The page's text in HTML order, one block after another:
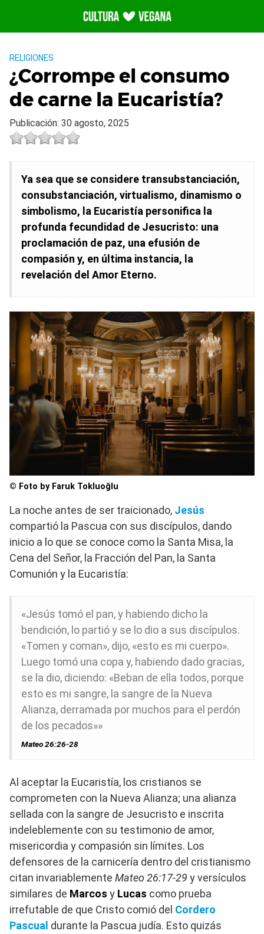
contenido
RELIGIONES
¿Corrompe el consumo
de carne la Eucaristía?
Publicación: 30 agosto, 2025
Ya sea que se considere transubstanciación,
consubstanciación, virtualismo, dinamismo o
simbolismo, la Eucaristía personifica la
profunda fecundidad de Jesucristo: una
proclamación de paz, una efusión de
compasión y, en última instancia, la
revelación del Amor Eterno.
© Foto by Faruk Tokluoğlu
La noche antes de ser traicionado, Jesús
compartió la Pascua con sus discípulos, dando
inicio a lo que se conoce como la Santa Misa, la
Cena del Señor, la Fracción del Pan, la Santa
Comunión y la Eucaristía:
«Jesús tomó el pan, y habiendo dicho la
bendición, lo partió y se lo dio a sus discípulos.
«Tomen y coman», dijo, «esto es mi cuerpo».
Luego tomó una copa y, habiendo dado gracias,
se la dio, diciendo: «Beban de ella todos, porque
esto es mi sangre, la sangre de la Nueva
Alianza, derramada por muchos para el perdón
de los pecados»»
Mateo 26:26-28
Al aceptar la Eucaristía, los cristianos se
comprometen con la Nueva Alianza; una alianza
sellada con la sangre de Jesucristo e inscrita
indeleblemente con su testimonio de amor,
misericordia y compasión sin límites. Los
defensores de la carnicería dentro del cristianismo
citan invariablemente Mateo 26:17-29 y versículos
similares de Marcos y Lucas como prueba
irrefutable de que Cristo comió del Cordero
Pascual durante la Pascua judía. Esto quizás